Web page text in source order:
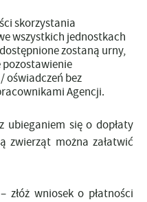
skorzystania
wszystkich jednostkach
zostaną urny,
oświadczeń bez
Agencji.
ubieganiem się o dopłaty
zwierząt można załatwić
złóż wniosek o płatności